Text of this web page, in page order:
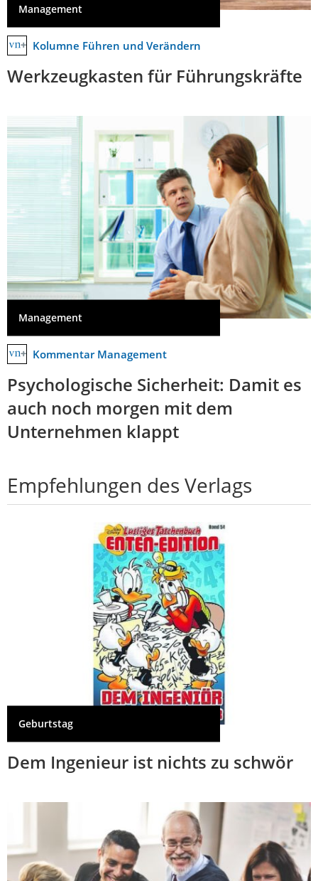
Management
Kolumne Führen und Verändern
Werkzeugkasten für Führungskräfte
Management
Kommentar Management
Psychologische Sicherheit: Damit es
auch noch morgen mit dem
Unternehmen klappt
Empfehlungen des Verlags
Geburtstag
Dem Ingenieur ist nichts zu schwör